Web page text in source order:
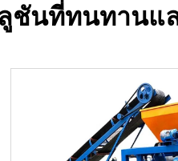
ชันที่ทนทานแ